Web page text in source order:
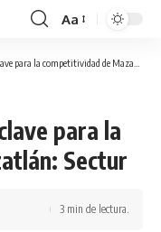
Aa
la competitividad de Mazatlán: Sectur
para la
Sectur
3 min de lectura.